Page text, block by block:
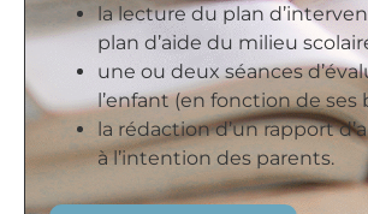
la lecture du plan
plan d’aide du milieu
une ou deux séances
l’enfant (en fonction de ses
la rédaction d’un rapport
à l’intention des parents.